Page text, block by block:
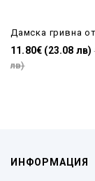
11.80€ (23.08 лв)
лв)
ИНФОРМАЦИЯ